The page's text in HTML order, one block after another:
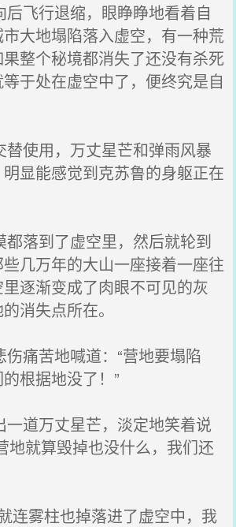
飞行退缩，眼睁睁地看着自
大地塌陷落入虚空，有一种荒
整个秘境都消失了还没有杀死
于处在虚空中了，便终究是自
使用，万丈星芒和弹雨风暴
显能感觉到克苏鲁的身躯正在
落到了虚空里，然后就轮到
几万年的大山一座接着一座往
逐渐变成了肉眼不可见的灰
消失点所在。
痛苦地喊道：“营地要塌陷
根据地没了！”
道万丈星芒，淡定地笑着说
地就算毁掉也没什么，我们还
连雾柱也掉落进了虚空中，我